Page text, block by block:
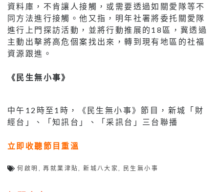
資料庫，不肯讓人接觸，或需要透過如關愛隊等不
同方法進行接觸。他又指，明年社署將委托關愛隊
進行上門探訪活動，並將行動推展的18區，冀透過
主動出擊將高危個案找出來，轉到現有地區的社福
資源跟進。
《民生無小事》
中午12時至1時，《民生無小事》節目，新城「財
經台」、「知訊台」、「采訊台」三台聯播
立即收聽節目重溫
何啟明 ,再就業津貼,新城八大家, 民生無小事